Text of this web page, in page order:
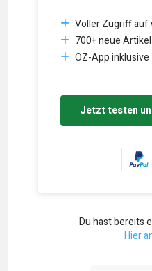
Voller Zugriff auf
700+ neue
OZ-App inklusive
Jetzt testen
Du hast bereits
Hier